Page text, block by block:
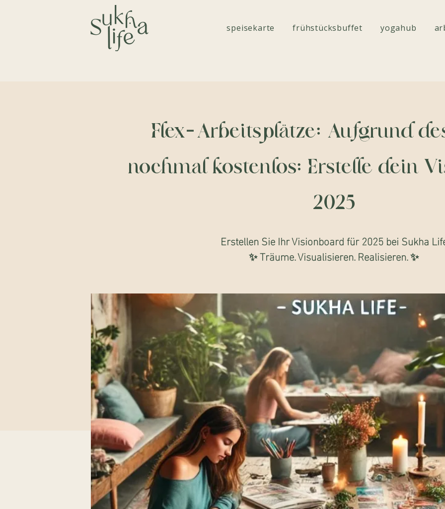
speisekarte frühstücksbuffet yogahub
Flex-Arbeitsplätze: Aufgrund
nochmal kostenlos: Erstelle dein
2025
Erstellen Sie Ihr Visionboard für 2025 bei Sukha
✨ Träume. Visualisieren. Realisieren. ✨